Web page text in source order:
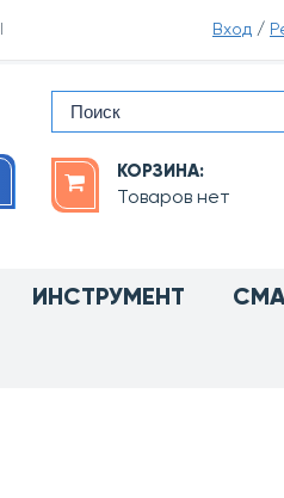
Вход /
КОРЗИНА:
Товаров нет
ИНСТРУМЕНТ